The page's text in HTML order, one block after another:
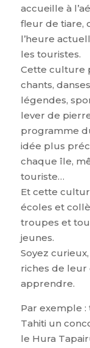
accueille à
fleur de tiare,
l’heure
les touristes.
Cette culture
chants,
légendes,
lever de
programme
idée plus
chaque île,
touriste…
Et cette
écoles et
troupes et
jeunes.
Soyez
riches de
apprendre.
Par exemple :
Tahiti un
le Hura